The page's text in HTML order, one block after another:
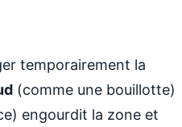
temporairement la
(comme une bouillotte)
engourdit la zone et